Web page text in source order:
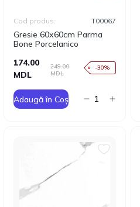
Gresie 60x60cm Parma
Bone Porcelanico
Cod produs: T00067
249.00
MDL
174.00
MDL
-30%
Adaugă în Coș